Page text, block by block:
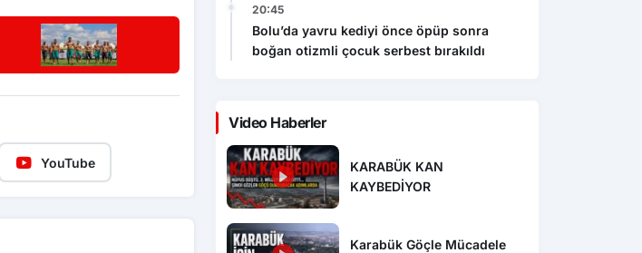
YouTube
20:45
Bolu’da yavru kediyi önce öpüp sonra
boğan otizmli çocuk serbest bırakıldı
Video Haberler
KARABÜK KAN
KAYBEDİYOR
Karabük Göçle Mücadele